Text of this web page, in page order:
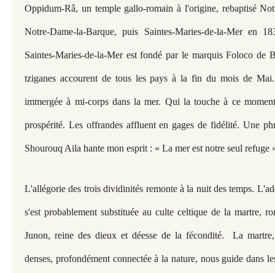
Oppidum-Râ, un temple gallo-romain à l'origine, rebaptisé
Notre-Dame-la-Barque, puis Saintes-Maries-de-la-Mer en
Saintes-Maries-de-la-Mer est fondé par le marquis Foloco de
tziganes accourent de tous les pays à la fin du mois de
immergée à mi-corps dans la mer. Qui la touche à ce
prospérité. Les offrandes affluent en gages de fidélité. Une
Shourouq Aila hante mon esprit : « La mer est notre seul refuge
L'allégorie des trois dividinités remonte à la nuit des temps.
s'est probablement substituée au culte celtique de la martre,
Junon, reine des dieux et déesse de la fécondité. La
denses, profondément connectée à la nature, nous guide dans